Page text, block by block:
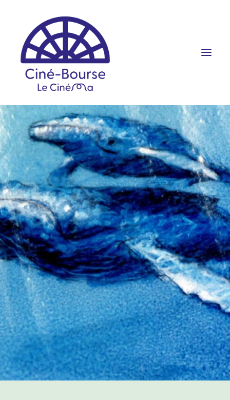
FILMS ET HORAIRES
ÉVÉNEMENTS
SCOLAIRES
PRATIQUE
RÉSERVATION
PROGRAMME